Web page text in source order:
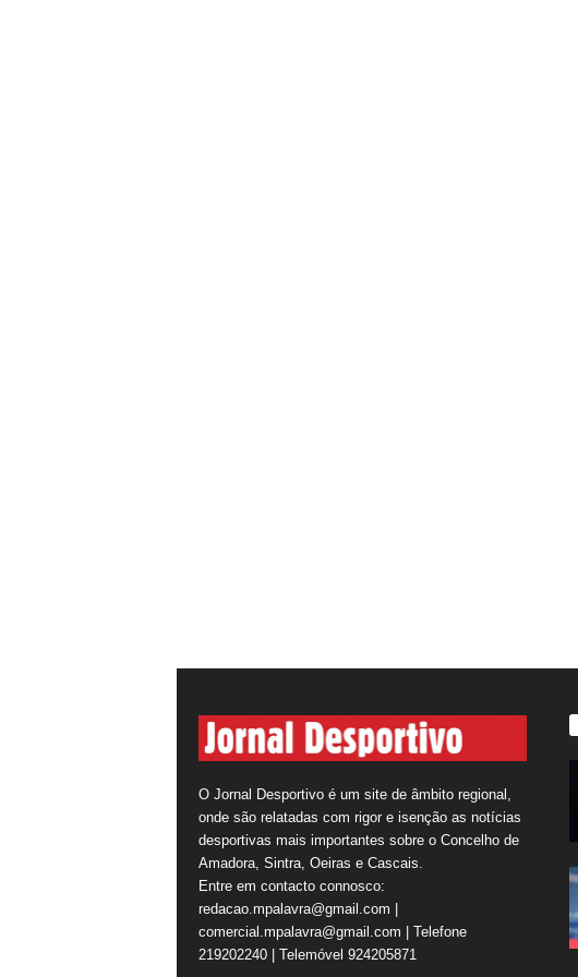
O Jornal Desportivo é um site de âmbito regional,
onde são relatadas com rigor e isenção as notícias
desportivas mais importantes sobre o Concelho de
Amadora, Sintra, Oeiras e Cascais.
Entre em contacto connosco:
redacao.mpalavra@gmail.com |
comercial.mpalavra@gmail.com | Telefone
219202240 | Telemóvel 924205871